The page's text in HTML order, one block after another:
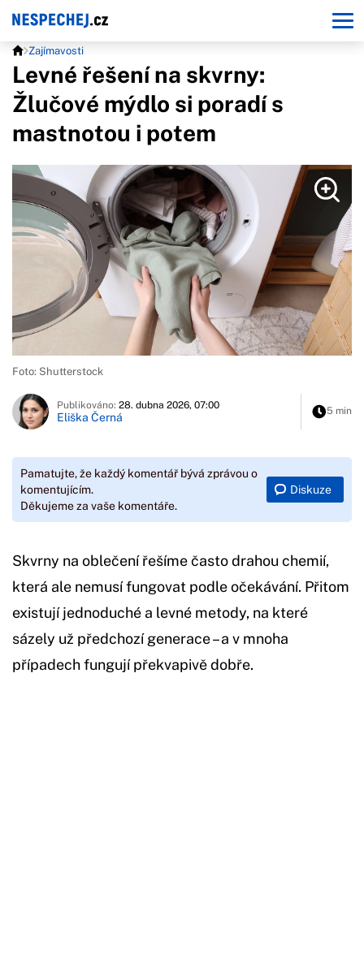
Zajímavosti
Levné řešení na skvrny:
Žlučové mýdlo si poradí s
mastnotou i potem
Foto: Shutterstock
Publikováno: 28. dubna 2026, 07:00
Eliška Černá 5 min
Pamatujte, že každý komentář bývá zprávou o
komentujícím.
Děkujeme za vaše komentáře.
Diskuze
Skvrny na oblečení řešíme často drahou chemií,
která ale nemusí fungovat podle očekávání. Přitom
existují jednoduché a levné metody, na které
sázely už předchozí generace – a v mnoha
případech fungují překvapivě dobře.